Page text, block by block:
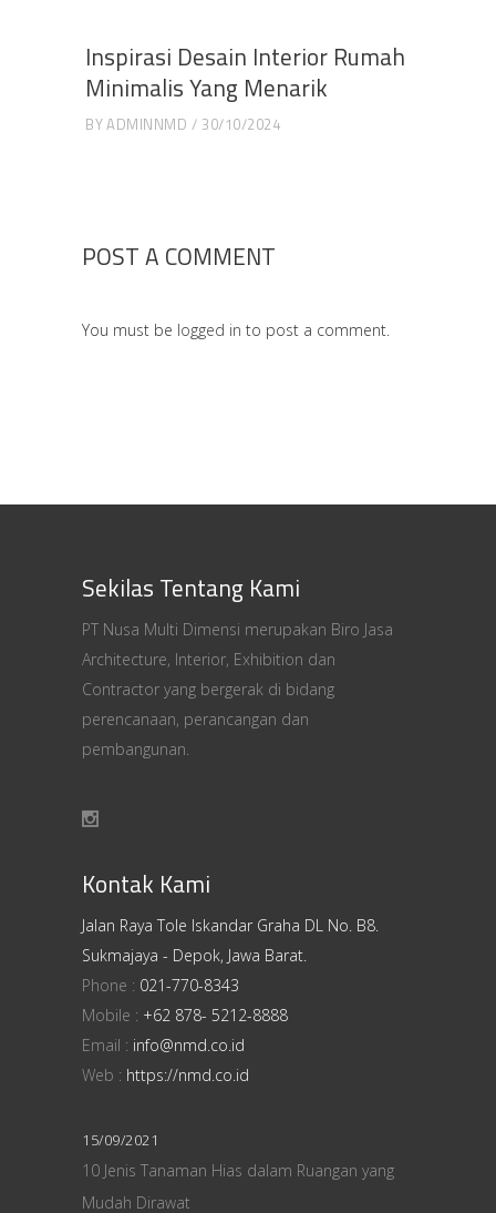
Inspirasi Desain Interior Rumah
Minimalis Yang Menarik
BYADMINNMD 30/10/2024
POST A COMMENT
You must be logged in to post a comment.
Sekilas Tentang Kami
PT Nusa Multi Dimensi merupakan Biro Jasa
Architecture, Interior, Exhibition dan
Contractor yang bergerak di bidang
perencanaan, perancangan dan
pembangunan.
Kontak Kami
Jalan Raya Tole Iskandar Graha DL No. B8.
Sukmajaya - Depok, Jawa Barat.
Phone : 021-770-8343
Mobile : +62 878- 5212-8888
Email : info@nmd.co.id
Web : https://nmd.co.id
15/09/2021
10 Jenis Tanaman Hias dalam Ruangan yang
Mudah Dirawat